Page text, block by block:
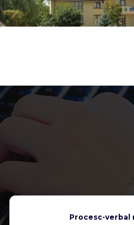
Sari
la
Procesc-